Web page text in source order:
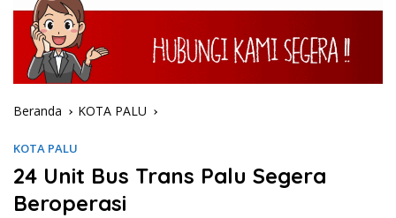
Beranda KOTA PALU
KOTA PALU
24 Unit Bus Trans Palu Segera
Beroperasi